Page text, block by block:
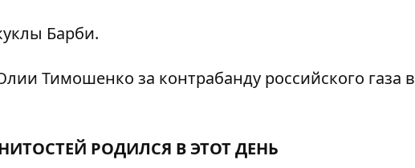
Барби.
Тимошенко за контрабанду российского газа в
РОДИЛСЯ В ЭТОТ ДЕНЬ